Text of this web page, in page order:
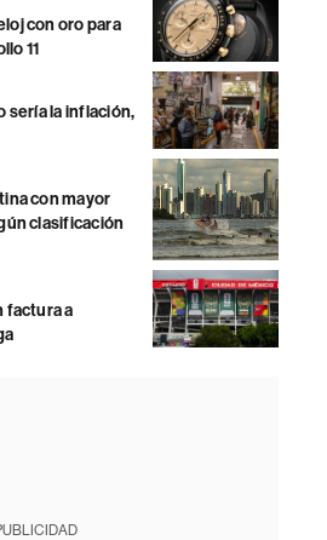
con oro para
11
sería la inflación,
con mayor
clasificación
factura a